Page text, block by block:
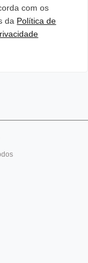
com os
da Política de